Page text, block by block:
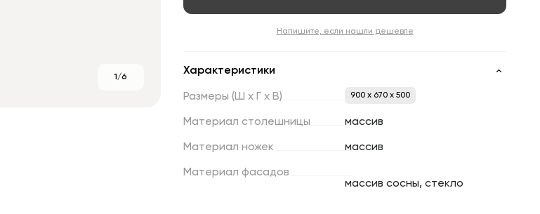
1/6
Напишите, если нашли дешевле
Характеристики
Размеры (Ш х Г х В) 900 x 670 x 500
Материал столешницы массив
Материал ножек массив
Материал фасадов
массив сосны, стекло